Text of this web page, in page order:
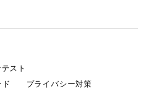
スト
プライバシー対策